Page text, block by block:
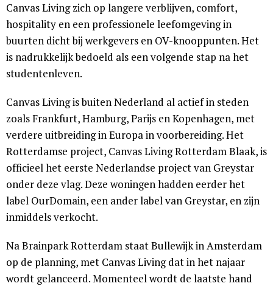
Canvas Living zich op langere verblijven, comfort,
hospitality en een professionele leefomgeving in
buurten dicht bij werkgevers en OV-knooppunten. Het
is nadrukkelijk bedoeld als een volgende stap na het
studentenleven.
Canvas Living is buiten Nederland al actief in steden
zoals Frankfurt, Hamburg, Parijs en Kopenhagen, met
verdere uitbreiding in Europa in voorbereiding. Het
Rotterdamse project, Canvas Living Rotterdam Blaak, is
officieel het eerste Nederlandse project van Greystar
onder deze vlag. Deze woningen hadden eerder het
label OurDomain, een ander label van Greystar, en zijn
inmiddels verkocht.
Na Brainpark Rotterdam staat Bullewijk in Amsterdam
op de planning, met Canvas Living dat in het najaar
wordt gelanceerd. Momenteel wordt de laatste hand